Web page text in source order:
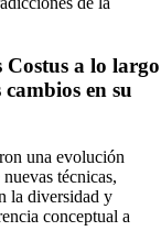
a lo largo
en su
una evolución
técnicas,
la diversidad y
conceptual a